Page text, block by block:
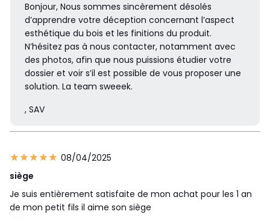
Bonjour, Nous sommes sincèrement désolés
d’apprendre votre déception concernant l’aspect
esthétique du bois et les finitions du produit.
N’hésitez pas à nous contacter, notamment avec
des photos, afin que nous puissions étudier votre
dossier et voir s’il est possible de vous proposer une
solution. La team sweeek.
, SAV
08/04/2025
siège
Je suis entièrement satisfaite de mon achat pour les 1 an
de mon petit fils il aime son siège